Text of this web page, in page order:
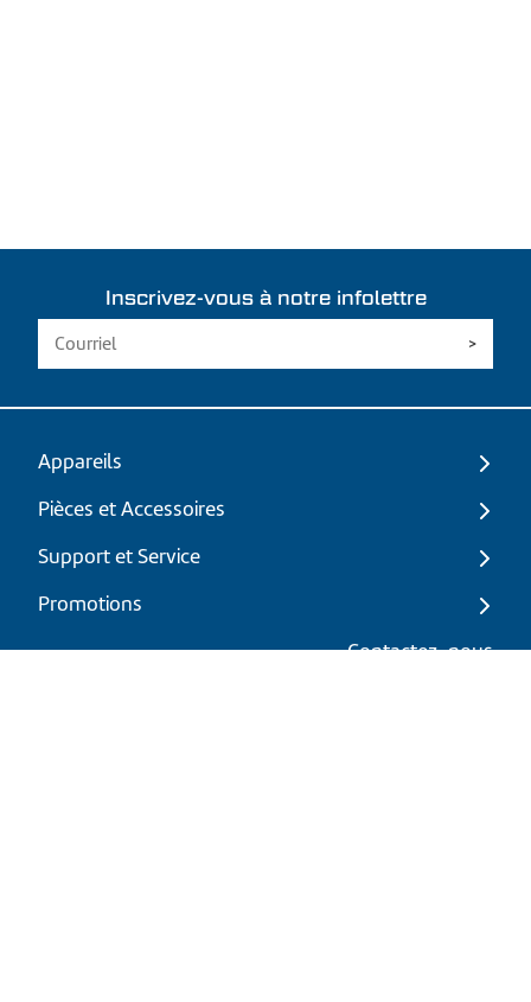
Inscrivez-vous à notre infolettre
Appareils
Pièces et Accessoires
Support et Service
Promotions
Contactez-nous